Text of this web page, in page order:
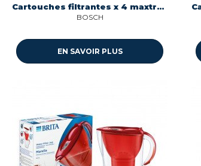
Cartouches filtrantes x 4 maxtra pro all in 1 Bosch 1050415
BOSCH
EN SAVOIR PLUS